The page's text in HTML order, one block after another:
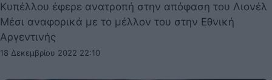
Κυπέλλου έφερε ανατροπή στην απόφαση του Λιονέλ
Μέσι αναφορικά με το μέλλον του στην Εθνική
Αργεντινής
18 Δεκεμβρίου 2022 22:10